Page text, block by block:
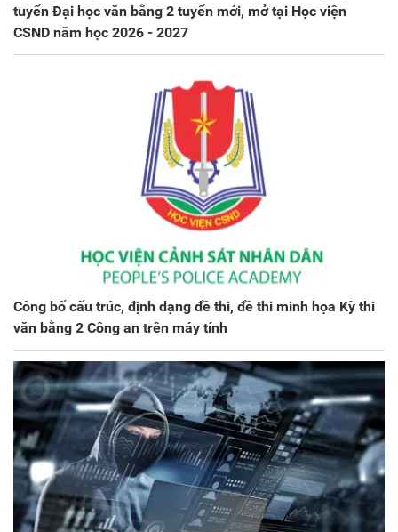
tuyển Đại học văn bằng 2 tuyển mới, mở tại Học viện
CSND năm học 2026 - 2027
Công bố cấu trúc, định dạng đề thi, đề thi minh họa Kỳ thi
văn bằng 2 Công an trên máy tính